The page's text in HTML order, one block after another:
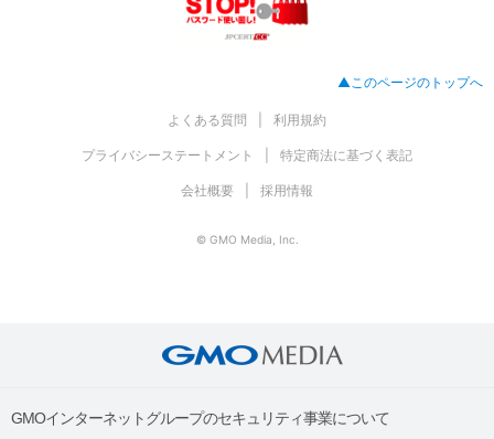
▲このページのトップへ
よくある質問 利用規約
プライバシーステートメント 特定商法に基づく表記
会社概要 採用情報
© GMO Media, Inc.
GMOインターネットグループのセキュリティ事業について